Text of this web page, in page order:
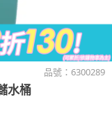
品號： 6300289
水桶